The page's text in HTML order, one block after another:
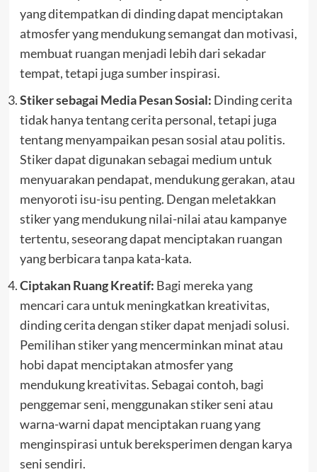
yang ditempatkan di dinding dapat menciptakan
atmosfer yang mendukung semangat dan motivasi,
membuat ruangan menjadi lebih dari sekadar
tempat, tetapi juga sumber inspirasi.
Stiker sebagai Media Pesan Sosial: Dinding cerita
tidak hanya tentang cerita personal, tetapi juga
tentang menyampaikan pesan sosial atau politis.
Stiker dapat digunakan sebagai medium untuk
menyuarakan pendapat, mendukung gerakan, atau
menyoroti isu-isu penting. Dengan meletakkan
stiker yang mendukung nilai-nilai atau kampanye
tertentu, seseorang dapat menciptakan ruangan
yang berbicara tanpa kata-kata.
Ciptakan Ruang Kreatif: Bagi mereka yang
mencari cara untuk meningkatkan kreativitas,
dinding cerita dengan stiker dapat menjadi solusi.
Pemilihan stiker yang mencerminkan minat atau
hobi dapat menciptakan atmosfer yang
mendukung kreativitas. Sebagai contoh, bagi
penggemar seni, menggunakan stiker seni atau
warna-warni dapat menciptakan ruang yang
menginspirasi untuk bereksperimen dengan karya
seni sendiri.